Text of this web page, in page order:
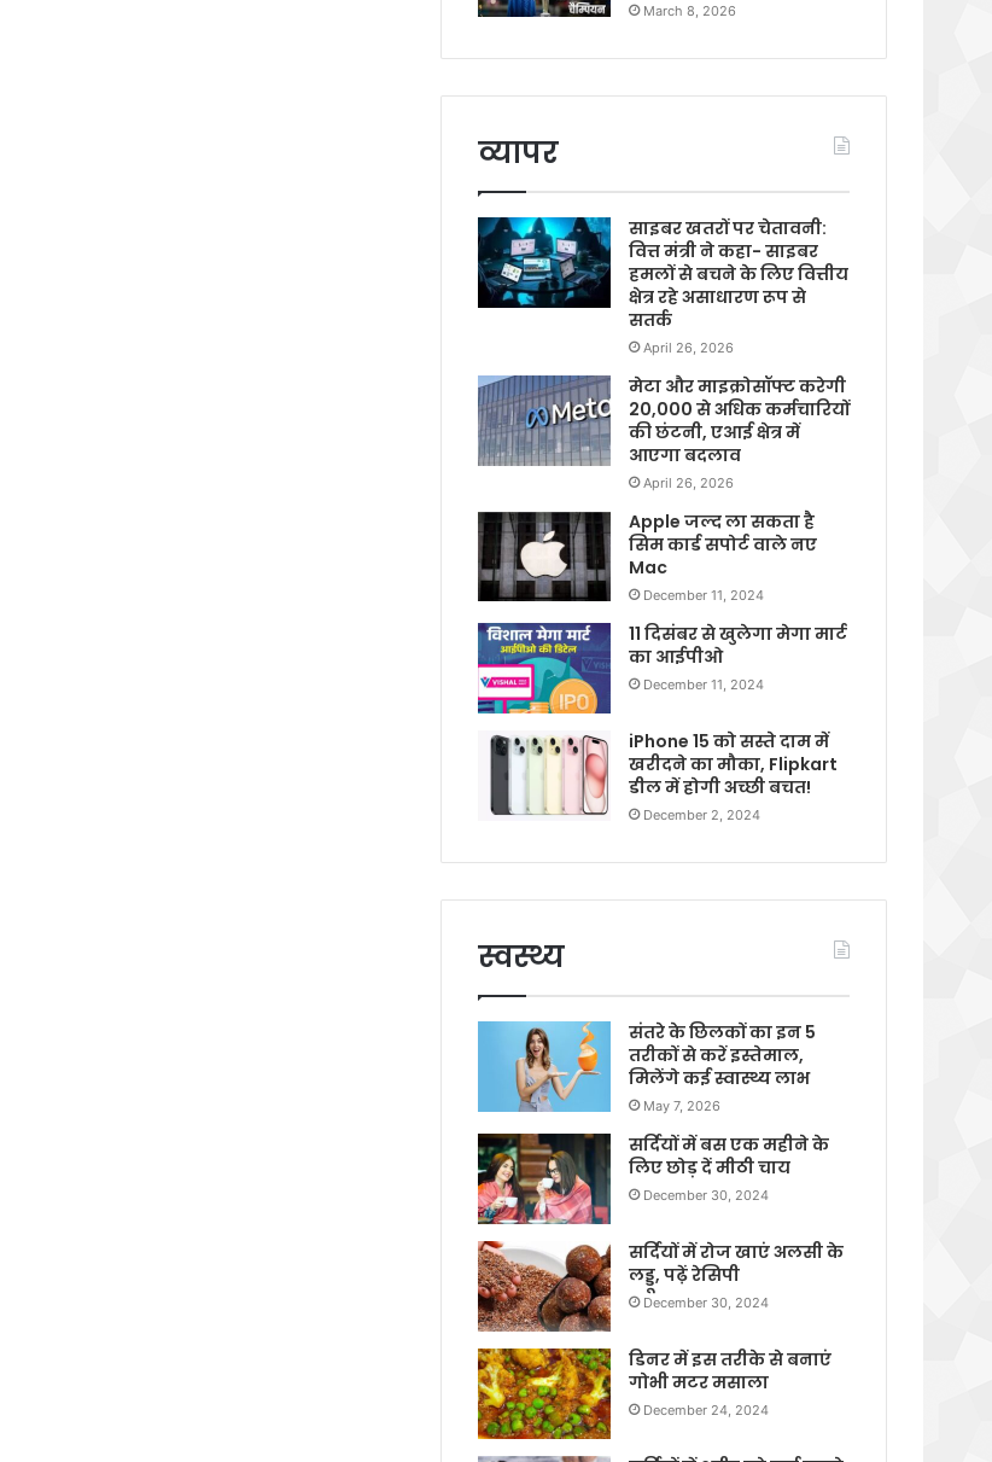
March 8, 2026
व्यापर
साइबर खतरों पर चेतावनी:
वित्त मंत्री ने कहा- साइबर
हमलों से बचने के लिए वित्तीय
क्षेत्र रहे असाधारण रूप से
सतर्क
April 26, 2026
मेटा और माइक्रोसॉफ्ट करेगी
20,000 से अधिक कर्मचारियों
की छंटनी, एआई क्षेत्र में
आएगा बदलाव
April 26, 2026
Apple जल्द ला सकता है
सिम कार्ड सपोर्ट वाले नए
Mac
December 11, 2024
11 दिसंबर से खुलेगा मेगा मार्ट
का आईपीओ
December 11, 2024
iPhone 15 को सस्ते दाम में
खरीदने का मौका, Flipkart
डील में होगी अच्छी बचत!
December 2, 2024
स्वस्थ्य
संतरे के छिलकों का इन 5
तरीकों से करें इस्तेमाल,
मिलेंगे कई स्वास्थ्य लाभ
May 7, 2026
सर्दियों में बस एक महीने के
लिए छोड़ दें मीठी चाय
December 30, 2024
सर्दियों में रोज खाएं अलसी के
लड्डू, पढ़ें रेसिपी
December 30, 2024
डिनर में इस तरीके से बनाएं
गोभी मटर मसाला
December 24, 2024